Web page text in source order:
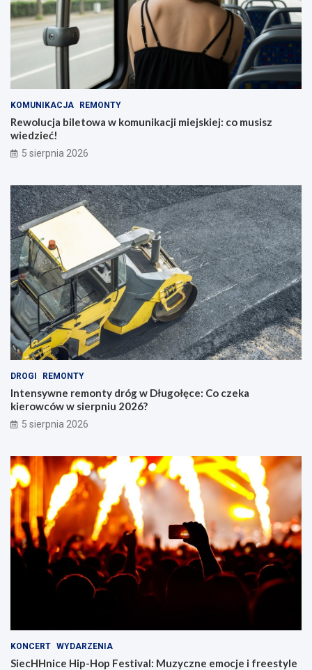
KOMUNIKACJA REMONTY
Rewolucja biletowa w komunikacji miejskiej: co musisz
wiedzieć!
5 sierpnia 2026
DROGI REMONTY
Intensywne remonty dróg w Długołęce: Co czeka
kierowców w sierpniu 2026?
5 sierpnia 2026
KONCERT WYDARZENIA
SiecHHnice Hip-Hop Festival: Muzyczne emocje i freestyle